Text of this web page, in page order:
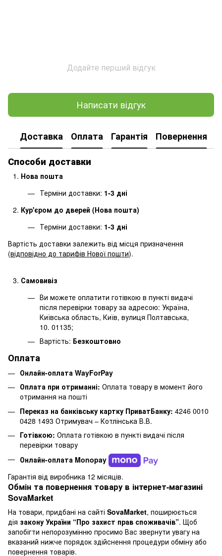
Додайте перший відгук
Написати відгук
Доставка Оплата Гарантія
Повернення
Способи доставки
Нова пошта
Терміни доставки: 1-3 дні
Кур'єром до дверей (Нова пошта)
Терміни доставки: 1-3 дні
Вартість доставки залежить від місця призначення
(відповідно до тарифів Нової пошти).
Самовивіз
Ви можете оплатити готівкою в пункті видачі
після перевірки товару за адресою: Україна,
Київська область, Київ, вулиця Полтавська,
10. 01135;
Вартість: Безкоштовно
Оплата
Онлайн-оплата WayForPay
Оплата при отриманні: Оплата товару в момент його
отримання на пошті
Переказ на банківську картку ПриватБанку: 4246 0010
0428 1493 Отримувач – Котлінська В.В.
Готівкою: Оплата готівкою в пункті видачі після
перевірки товару
Онлайн-оплата Monopay
Гарантія від виробника 12 місяців.
Обмін та повернення товару в інтернет-магазині
SovaMarket
На товари, придбані на сайті SovaMarket, поширюється
дія закону України “Про захист прав споживачів”. Щоб
запобігти непорозумінню просимо Вас звернути увагу на
вказаний нижче порядок здійснення процедури обміну або
повернення товарів.